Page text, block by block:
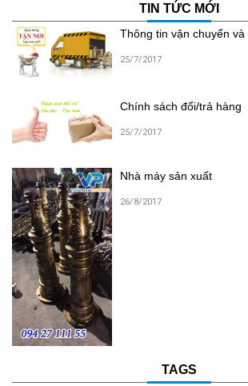
TIN TỨC MỚI
Thông tin vận chuyển và
25/7/2017
Chính sách đổi/trả hàng
25/7/2017
Nhà máy sản xuất
26/8/2017
TAGS